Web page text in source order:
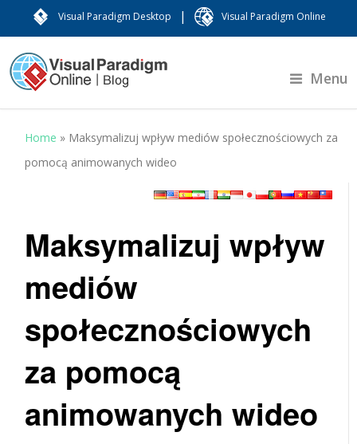
Visual Paradigm Desktop | Visual Paradigm Online
Menu
Home » Maksymalizuj wpływ mediów społecznościowych za
pomocą animowanych wideo
Maksymalizuj wpływ
mediów
społecznościowych
za pomocą
animowanych wideo